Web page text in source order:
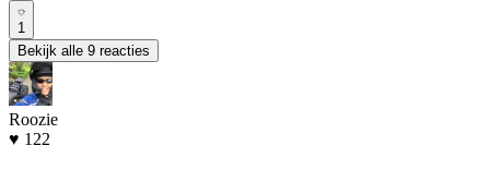
1
Bekijk alle 9 reacties
Roozie
♥ 122